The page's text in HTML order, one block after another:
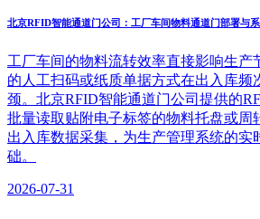
北京RFID智能通道门公司：工厂车间物料通道门部署与
工厂车间的物料流转效率直接影响生产
的人工扫码或纸质单据方式在出入库频
颈。北京RFID智能通道门公司提供的
批量读取贴附电子标签的物料托盘或周
出入库数据采集，为生产管理系统的实
础。
2026-07-31